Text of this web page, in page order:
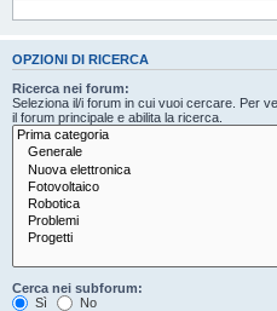
OPZIONI DI RICERCA
Ricerca nei forum:
Seleziona il/i forum in cui vuoi cercare. Per
il forum principale e abilita la ricerca.
Cerca nei subforum:
Sì
No